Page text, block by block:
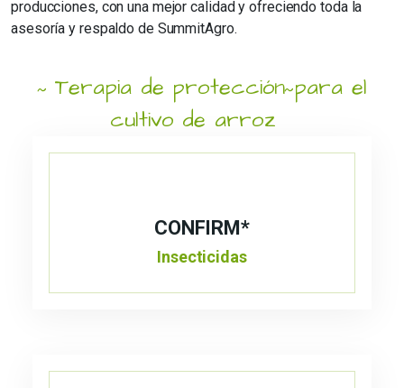
producciones, con una mejor calidad y ofreciendo toda la
asesoría y respaldo de SummitAgro.
Terapia de protección para el
cultivo de arroz
CONFIRM*
Insecticidas